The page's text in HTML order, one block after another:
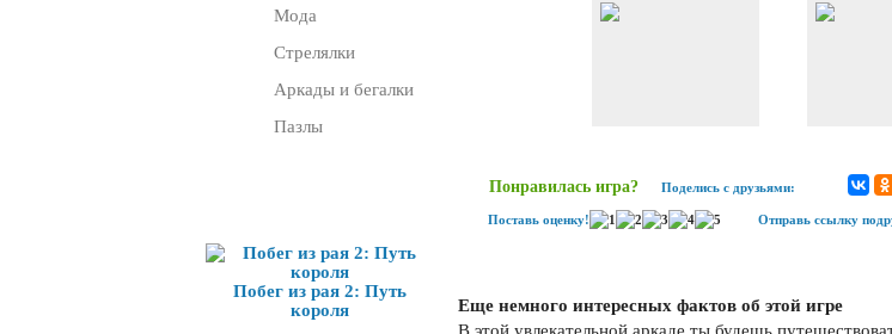
Мода
Стрелялки
Аркады и бегалки
Пазлы
Побег из рая 2: Путь
короля
Понравилась игра? Поделись с друзьями:
Поставь оценку! Отправь ссылку
Еще немного интересных фактов об этой игре